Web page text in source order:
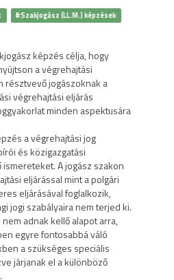
#Szakjogász (LL.M.) képzések
képzés célja, hogy
a végrehajtási
résztvevő jogászoknak a
végrehajtási eljárás
minden aspektusára
a végrehajtási jog
és közigazgatási
A jogász szakon
eljárással mint a polgári
eljárásával foglalkozik,
jogi szabályaira nem terjed ki.
adnak kellő alapot arra,
egyre fontosabbá váló
a szükséges speciális
járjanak el a különböző